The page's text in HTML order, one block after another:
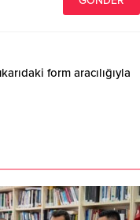
form aracılığıyla